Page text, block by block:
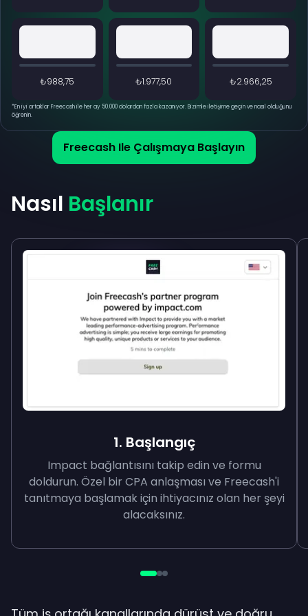
Freecash Ile Çalışmaya Başlayın
₺988,75 ₺1.977,50 ₺2.966,25
*En iyi ortaklar Freecash ile her ay 50.000 dolardan fazla kazanıyor. Bizimle iletişime geçin ve nasıl olduğunu
öğrenin.
Nasıl Başlanır
1. Başlangıç
Impact bağlantısını takip edin ve formu
doldurun. Özel bir CPA anlaşması ve Freecash'i
tanıtmaya başlamak için ihtiyacınız olan her şeyi
alacaksınız.